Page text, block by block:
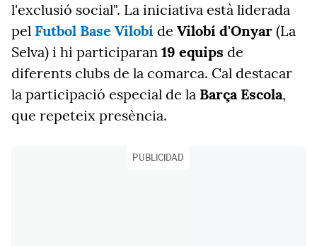
l'exclusió social". La iniciativa està liderada
pel Futbol Base Vilobí de Vilobí d'Onyar (La
Selva) i hi participaran 19 equips de
diferents clubs de la comarca. Cal destacar
la participació especial de la Barça Escola,
que repeteix presència.
PUBLICIDAD